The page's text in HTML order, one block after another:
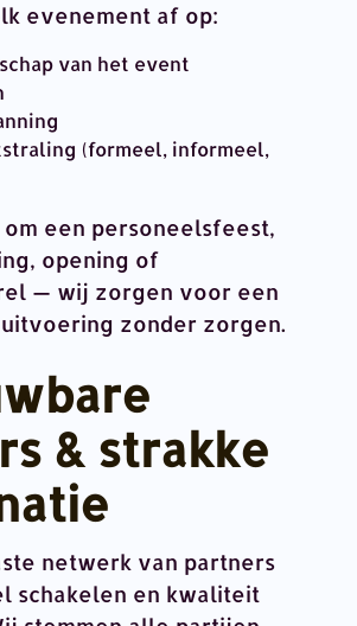
evenement af op:
van het event
(formeel, informeel,
een personeelsfeest,
opening of
— wij zorgen voor een
zonder zorgen.
& strakke
netwerk van partners
schakelen en kwaliteit